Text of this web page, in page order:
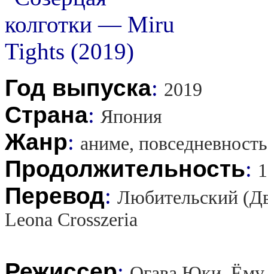
Год выпуска: 2019
Страна: Япония
Жанр: аниме,
Продолжительность:
Перевод: Любительский
Leona Crosszeria